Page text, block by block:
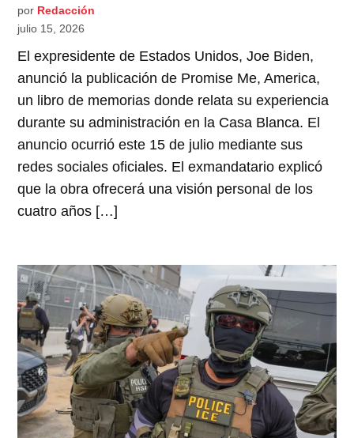
por Redacción
julio 15, 2026
El expresidente de Estados Unidos, Joe Biden,
anunció la publicación de Promise Me, America,
un libro de memorias donde relata su experiencia
durante su administración en la Casa Blanca. El
anuncio ocurrió este 15 de julio mediante sus
redes sociales oficiales. El exmandatario explicó
que la obra ofrecerá una visión personal de los
cuatro años […]